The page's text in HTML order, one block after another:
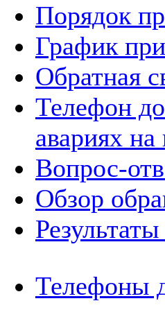
Порядок
График
Обратная
Телефон
авариях
Вопрос-
Обзор
Телефоны